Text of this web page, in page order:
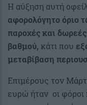
Η αύξηση αυτή
αφορολόγητο όριο
παροχές και
βαθμού, κάτι που
μεταβίβαση
Επιμέρους τον
ευρώ ήταν οι φόροι